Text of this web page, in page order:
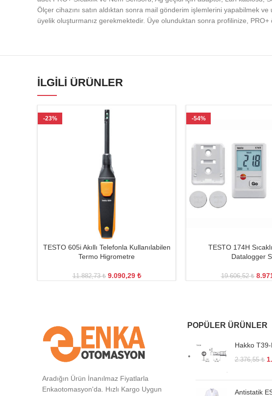
Ölçer cihazını satın aldıktan sonra mail gönderim işlemlerini yapabilmek
üyelik oluşturmanız gerekmektedir. Üye olunduktan sonra profilinize,
İLGILI ÜRÜNLER
-23%
TESTO 605i Akıllı Telefonla Kullanılabilen
Termo Higrometre
11.882,73₺ 9.090,29 ₺
-54%
TESTO 174H
Datalogger
19.606,52₺
Aradığın Ürün İnanılmaz Fiyatlarla
Enkaotomasyon'da. Hızlı Kargo Uygun
POPÜLER ÜRÜNLER
Hakko
2.376,55₺
Antistatik